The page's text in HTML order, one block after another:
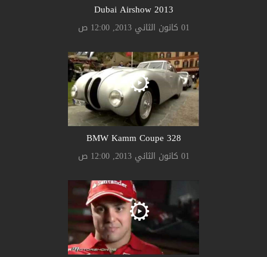
2013 Dubai Airshow
01 كانون الثاني 2013, 12:00 ص
328 BMW Kamm Coupe
01 كانون الثاني 2013, 12:00 ص